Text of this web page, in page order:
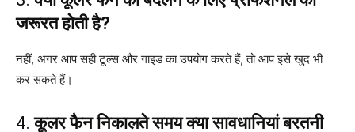
जरूरत होती है?
नहीं, अगर आप सही टूल्स और गाइड का उपयोग करते हैं, तो आप इसे खुद भी
कर सकते हैं।
4.कूलर फैन निकालते समय क्या सावधानियां बरतनी